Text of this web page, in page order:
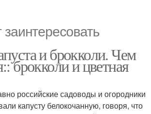
и брокколи. Чем
брокколи и цветная
российские садоводы и огородники
капусту белокочанную, говоря, что